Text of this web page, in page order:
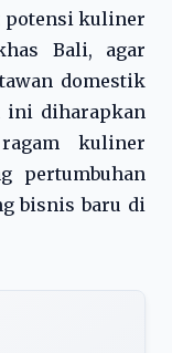
potensi kuliner
Bali, agar
domestik
ini diharapkan
kuliner
pertumbuhan
bisnis baru di